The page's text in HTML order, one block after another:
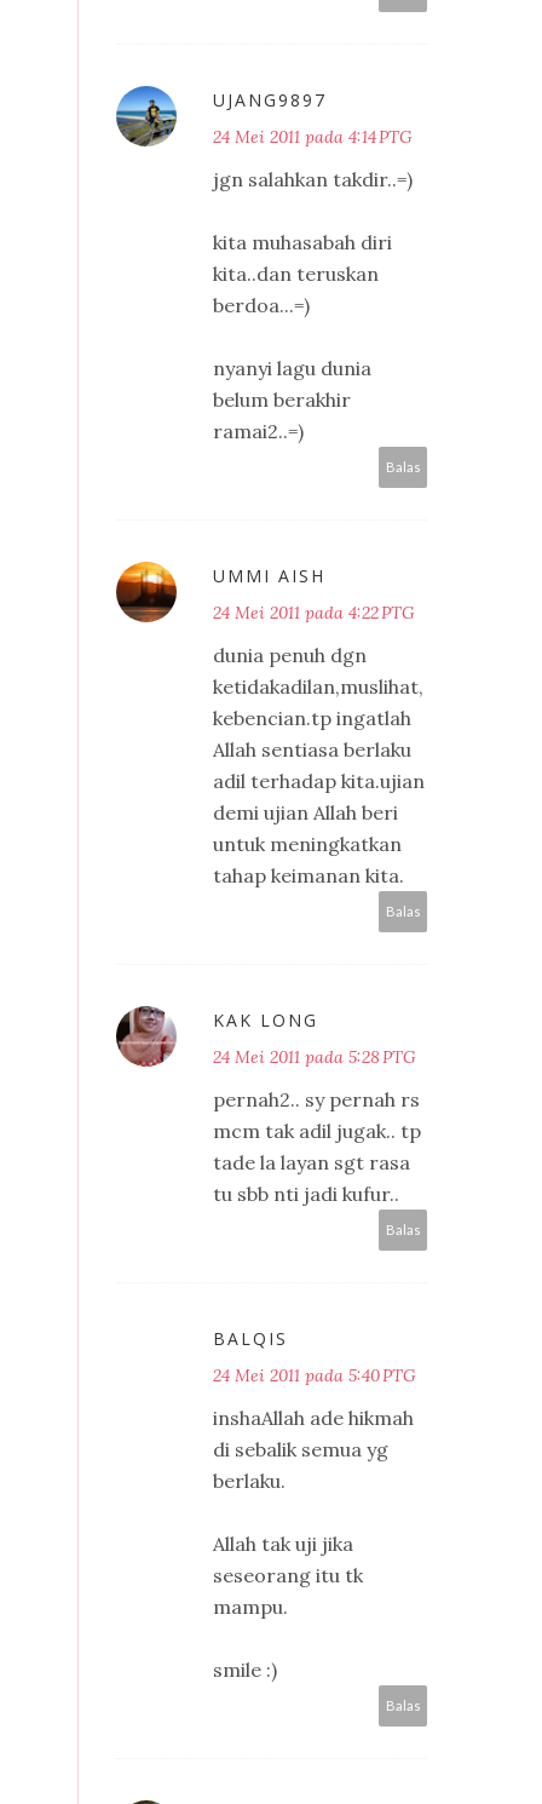
UJANG9897
24 Mei 2011 pada 4:14 PTG
jgn salahkan takdir..=)
kita muhasabah diri
kita..dan teruskan
berdoa...=)
nyanyi lagu dunia
belum berakhir
ramai2..=)
Balas
UMMI AISH
24 Mei 2011 pada 4:22 PTG
dunia penuh dgn
ketidakadilan,muslihat,
kebencian.tp ingatlah
Allah sentiasa berlaku
adil terhadap kita.ujian
demi ujian Allah beri
untuk meningkatkan
tahap keimanan kita.
Balas
KAK LONG
24 Mei 2011 pada 5:28 PTG
pernah2.. sy pernah rs
mcm tak adil jugak.. tp
tade la layan sgt rasa
tu sbb nti jadi kufur..
Balas
BALQIS
24 Mei 2011 pada 5:40 PTG
inshaAllah ade hikmah
di sebalik semua yg
berlaku.
Allah tak uji jika
seseorang itu tk
mampu.
smile :)
Balas